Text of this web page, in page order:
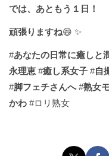
では、あともう１日！
頑張りますね😄 ✨
#あなたの日常に癒しと
永理恵 #癒し系女子 #自
#脚フェチさんへ#熟女
かわ #ロリ熟女